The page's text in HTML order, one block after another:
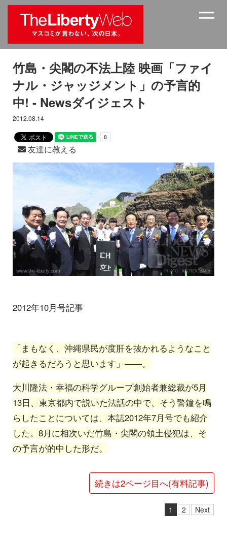
竹島・尖閣の不法上陸 映画「ファイ
ナル・ジャッジメント」の予言的
中! - Newsダイジェスト
2012.08.14
友達に教える
2012年10月号記事
「まもなく、沖縄県民が度肝を抜かれるようなこと
が起きるだろうと思います」――。
大川隆法・幸福の科学グループ創始者兼総裁が5月
13日、東京都内で説いた法話の中で、そう警鐘を鳴
らしたことについては、本誌2012年7月号でも紹介
した。8月に相次いだ竹島・尖閣の領土侵犯は、そ
の予言が的中した形だ。
続きは2ページ目へ(有料記事)
1 2 Next